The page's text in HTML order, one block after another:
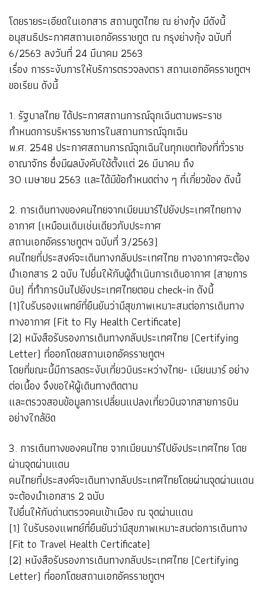
โดยรายระเอียดในเอกสาร สถานทูตไทย ณ ย่างกุ้ง มีดังนี้
อนุสนธิประกาศสถานเอกอัครราชทูต ณ กรุงย่างกุ้ง ฉบับที่
6/2563 ลงวันที่ 24 มีนาคม 2563
เรื่อง การระงับการให้บริการตรวจลงตรา สถานเอกอัครราชทูตฯ
ขอเรียน ดังนี้
1. รัฐบาลไทย ได้ประกาศสถานการณ์ฉุกเฉินตามพระราช
กำหนดการบริหารราชการในสถานการณ์ฉุกเฉิน
พ.ศ. 2548 ประกาศสถานการณ์ฉุกเฉินในทุกเขตท้องที่ทั่วราช
อาณาจักร ซึ่งมีผลบังคับใช้ตั้งแต่ 26 มีนาคม ถึง
30 เมษายน 2563 และได้มีข้อกำหนดต่าง ๆ ที่เกี่ยวข้อง ดังนี้
2. การเดินทางของคนไทยจากเมียนมาร์ไปยังประเทศไทยทาง
อากาศ (เหมือนเดิมเช่นเดียวกับประกาศ
สถานเอกอัครราชทูตฯ ฉบับที่ 3/2563)
คนไทยที่ประสงค์จะเดินทางกลับประเทศไทย ทางอากาศจะต้อง
นำเอกสาร 2 ฉบับ ไปยื่นให้กับผู้ดำเนินการเดินอากาศ (สายการ
บิน) ที่ทำการบินไปยังประเทศไทยตอน check-in ดังนี้
(1)ใบรับรองแพทย์ที่ยืนยันว่ามีสุขภาพเหมาะสมต่อการเดินทาง
ทางอากาศ (Fit to Fly Health Certificate)
(2) หนังสือรับรองการเดินทางกลับประเทศไทย (Certifying
Letter) ที่ออกโดยสถานเอกอัครราชทูตฯ
โดยที่ขณะนี้มีการลดระงับเที่ยวบินระหว่างไทย- เมียนมาร์ อย่าง
ต่อเนื้อง จึงขอให้ผู้เดินทางติดตาม
และตรวจสอบข้อมูลการเปลี่ยนแปลงเที่ยวบินจากสายการบิน
อย่างใกล้ชิด
3. การเดินทางของคนไทย จากเมียนมาร์ไปยังประเทศไทย โดย
ผ่านจุดผ่านแดน
คนไทยที่ประสงค์จะเดินทางกลับประเทศไทยโดยผ่านจุดผ่านแดน
จะต้องนำเอกสาร 2 ฉบับ
ไปยื่นให้กับด่านตรวจคนเข้าเมือง ณ จุดผ่านแดน
(1) ใบรับรองแพทย์ที่ยืนยันว่ามีสุขภาพเหมาะสมต่อการเดินทาง
(Fit to Travel Health Certificate)
(2) หนังสือรับรองการเดินทางกลับประเทศไทย (Certifying
Letter) ที่ออกโดยสถานเอกอัครราชทูตฯ